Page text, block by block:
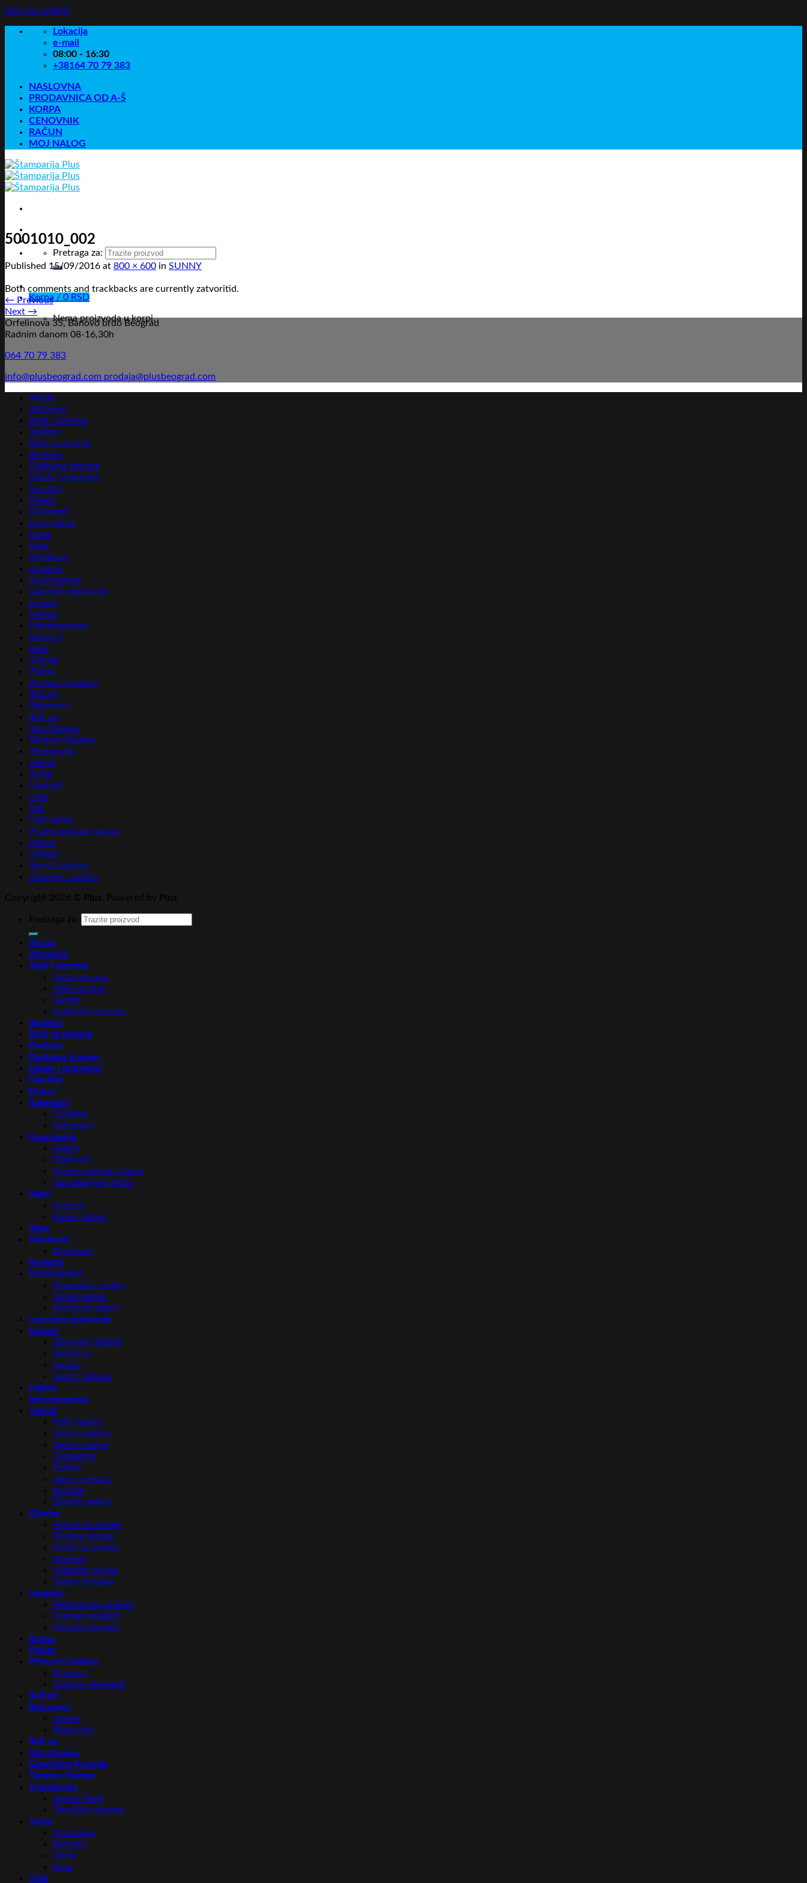
Skip to content
Lokacija
e-mail
08:00 - 16:30
+38164 70 79 383
NASLOVNA
PRODAVNICA OD A-Š
KORPA
CENOVNIK
RAČUN
MOJ NALOG
Pretraga za:
Korpa / 0 RSD
Nema proizvoda u korpi.
5001010_002
Published 15/09/2016 at 800 × 600 in SUNNY
Both comments and trackbacks are currently zatvoritid.
← Previous
Next →
Orfelinova 35, Banovo brdo Beograd
Radnim danom 08-16,30h
064 70 79 383
info@plusbeograd.com prodaja@plusbeograd.com
Akcija
Aktuelno
Alati i oprema
Bedževi
Blok za pisanje
Brošure
Digitalna štampa
Dizajn i priprema
Fascikle
Flajeri
Kalendari
Kancelarija
Kape
Kese
Kišobrani
Koverte
Kućni setovi
Lasersko graviranje
Lepota
Majice
Memorandum
Markeri
Kese
Olovke
Plakat
Privesci i trakice
Računi
Rokovnici
Roll-up
Sito štampa
Tampon štampa
Tehnologija
Tekstil
Torbe
Upaljači
USB
Vez
Vizit karte
Promo pultovi i panoi
Satovi
Vizitari
Sport i zabava
Zdravlje i zaštita
Akcija
Aktuelno
Alati i oprema
Auto oprema
Merni pribor
Lampe
Izviđačka oprema
Bedževi
Blok za pisanje
Brošure
Digitalna štampa
Dizajn i priprema
Fascikle
Flajeri
Kalendari
Čestitke
Kalendari
Kancelarija
Satovi
Digitroni
Promo pultovi i panoi
Kancelarijski pribor
Kape
Kačketi
Kape i šalovi
Kese
Kišobrani
Kišobrani
Koverte
Kućni setovi
Keramika i staklo
Vinski setovi
Kuhinjski setovi
Lasersko graviranje
Lepota
Zdravlje i zaštita
Antistres
Lepota
Sport i zabava
Majice
Memorandum
Tekstil
Polo majice
Unisex majice
Dečije majice
Dukserice
Peškiri
Jakne i prsluci
Košulje
Ženske majice
Olovke
Plastične olovke
Drvene olovke
Kutije za olovke
Markeri
Metalne olovke
Setovi olovaka
Upaljači
Elektronski upaljači
Kremen upaljači
Metalni upaljači
Razno
Plakat
Privesci i trakice
Privesci
Trakice i elementi
Računi
Rokovnici
Notesi
Rokovnici
Roll-up
Sito štampa
Specijalna Ponuda
Tampon štampa
Tehnologija
Power Bank
Tehnička oprema
Torbe
Putovanje
Rančevi
Torbe
Kese
USB